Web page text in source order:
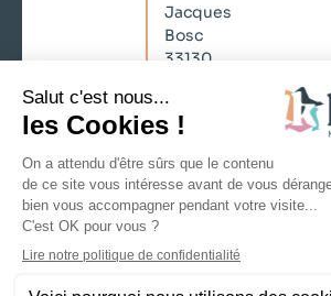
Jacques
Bosc
33130
contact@keenat.com
+33 (0)5
57 35 73
21
Mentions légales